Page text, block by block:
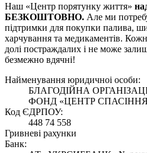
Наш «Центр порятунку життя»
БЕЗКОШТОВНО. Але ми
підтримки для покупки палива,
харчування та медикаментів.
долі постраждалих і не може
безмежно вдячні!
Найменування юридичноi особи:
БЛАГОДІЙНА
ФОНД «ЦЕНТР
Код ЄДРПОУ:
448 74 558
Гривневі рахунки
Банк: